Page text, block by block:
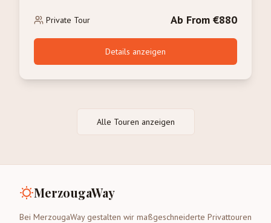
Entdeckung
Private Tour Ab From €880
Details anzeigen
Alle Touren anzeigen
MerzougaWay
Bei MerzougaWay gestalten wir maßgeschneiderte Privattouren